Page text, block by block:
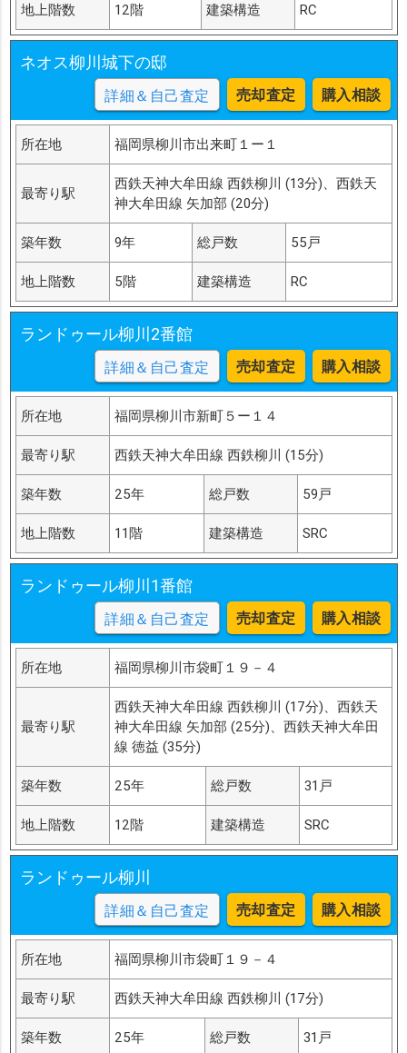
地上階数 12階 建築構造 RC
ネオス柳川城下の邸
詳細＆自己査定 売却査定 購入相談
所在地 福岡県柳川市出来町１ー１
最寄り駅
西鉄天神大牟田線 西鉄柳川 (13分)、西鉄天
神大牟田線 矢加部 (20分)
築年数 9年 総戸数 55戸
地上階数 5階 建築構造 RC
ランドゥール柳川2番館
詳細＆自己査定 売却査定 購入相談
所在地 福岡県柳川市新町５ー１４
最寄り駅 西鉄天神大牟田線 西鉄柳川 (15分)
築年数 25年 総戸数 59戸
地上階数 11階 建築構造 SRC
ランドゥール柳川1番館
詳細＆自己査定 売却査定 購入相談
所在地 福岡県柳川市袋町１９－４
最寄り駅
西鉄天神大牟田線 西鉄柳川 (17分)、西鉄天
神大牟田線 矢加部 (25分)、西鉄天神大牟田
線 徳益 (35分)
築年数 25年 総戸数 31戸
地上階数 12階 建築構造 SRC
ランドゥール柳川
詳細＆自己査定 売却査定 購入相談
所在地 福岡県柳川市袋町１９－４
最寄り駅 西鉄天神大牟田線 西鉄柳川 (17分)
築年数 25年 総戸数 31戸